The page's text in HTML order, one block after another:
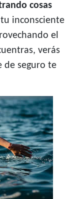
cosas
inconsciente
el
verás
de seguro te